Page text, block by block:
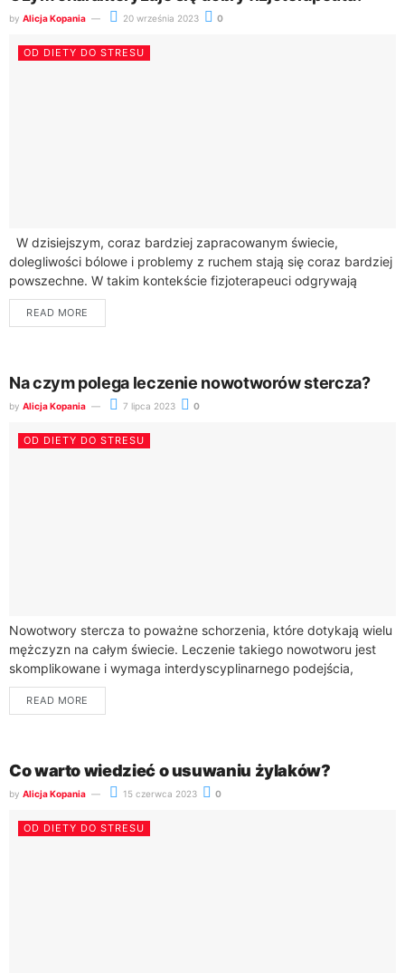
by Alicja Kopania 20 września 2023 0
OD DIETY DO STRESU
W dzisiejszym, coraz bardziej zapracowanym świecie,
dolegliwości bólowe i problemy z ruchem stają się coraz bardziej
powszechne. W takim kontekście fizjoterapeuci odgrywają
kluczową rolę w poprawie jakości życia wielu...
READ MORE
Na czym polega leczenie nowotworów stercza?
by Alicja Kopania 7 lipca 2023 0
OD DIETY DO STRESU
Nowotwory stercza to poważne schorzenia, które dotykają wielu
mężczyzn na całym świecie. Leczenie takiego nowotworu jest
skomplikowane i wymaga interdyscyplinarnego podejścia,
obejmującego różne metody terapeutyczne. Wybór
odpowiedniego leczenia zależy od...
READ MORE
Co warto wiedzieć o usuwaniu żylaków?
by Alicja Kopania 15 czerwca 2023 0
OD DIETY DO STRESU